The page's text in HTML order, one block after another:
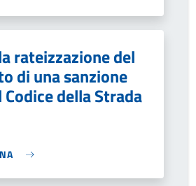
rateizzazione del
di una sanzione
della Strada